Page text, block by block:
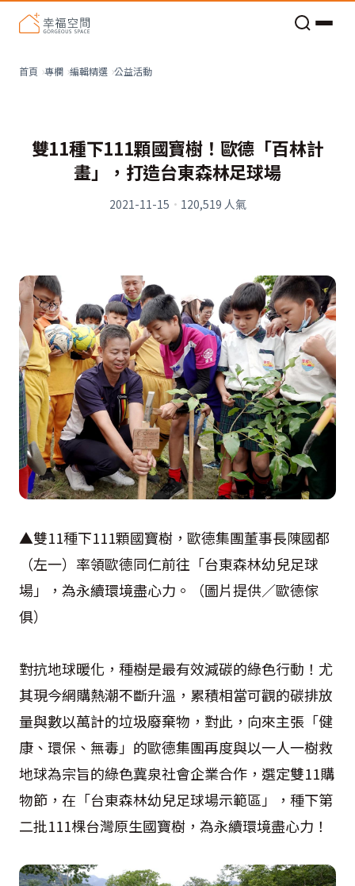
首頁 專欄 編輯精選 公益活動
雙11種下111顆國寶樹！歐德「百林計
畫」，打造台東森林足球場
2021-11-15 · 120,519 人氣
▲雙11種下111顆國寶樹，歐德集團董事長陳國都
（左一）率領歐德同仁前往「台東森林幼兒足球
場」，為永續環境盡心力。（圖片提供／歐德傢
俱）
對抗地球暖化，種樹是最有效減碳的綠色行動！尤
其現今網購熱潮不斷升溫，累積相當可觀的碳排放
量與數以萬計的垃圾廢棄物，對此，向來主張「健
康、環保、無毒」的歐德集團再度與以一人一樹救
地球為宗旨的綠色冀泉社會企業合作，選定雙11購
物節，在「台東森林幼兒足球場示範區」，種下第
二批111棵台灣原生國寶樹，為永續環境盡心力！